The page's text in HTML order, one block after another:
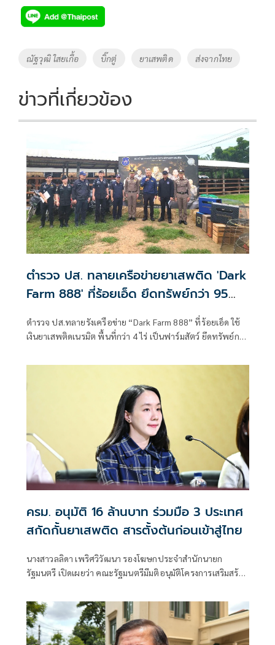
Tags
ณัฐวุฒิ ใสยเกื้อ บิ๊กตู่ ยาเสพติด ส่งจากไทย
ข่าวที่เกี่ยวข้อง
ตำรวจ ปส. ทลายเครือข่ายยาเสพติด 'Dark
Farm 888' ที่ร้อยเอ็ด ยึดทรัพย์กว่า 95
ตำรวจ ปส.ทลายรังเครือข่าย “Dark Farm 888” ที่ร้อยเอ็ด ใช้
เงินยาเสพติดเนรมิต พื้นที่กว่า 4 ไร่ เป็นฟาร์มสัตว์ ยึดทรัพย์กว่า
ครม. อนุมัติ 16 ล้านบาท ร่วมมือ 3 ประเทศ
สกัดกั้นยาเสพติด สารตั้งต้นก่อนเข้าสู่ไทย
นางสาวลลิดา เพริศวิวัฒนา รองโฆษกประจำสำนักนายก
รัฐมนตรี เปิดเผยว่า คณะรัฐมนตรีมีมติอนุมัติโครงการเสริมสร้าง
ยาเสพติดและทำลายเครือข่ายการค้ายาเสพติดระหว่าง
ประเทศ ประจำปีงบประมาณ พ.ศ. 2569 วงเงินรวม 16 ล้าน
บาท ตามที่กระทรวงยุติธรรม โดยสำนักงานคณะกรรมการ